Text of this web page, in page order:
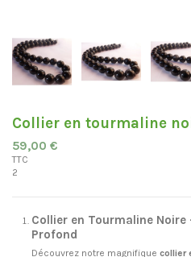
Collier en tourmaline
59,00 €
TTC
2
Collier en Tourmaline
Profond
Découvrez notre magnifique collier